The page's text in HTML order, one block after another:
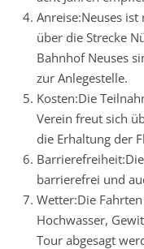
Anreise:Neuses
über die Strecke
Bahnhof Neuses
zur Anlegestelle.
Kosten:Die
Verein freut sich
die Erhaltung der
barrierefrei und
Wetter:Die
Hochwasser,
Tour abgesagt